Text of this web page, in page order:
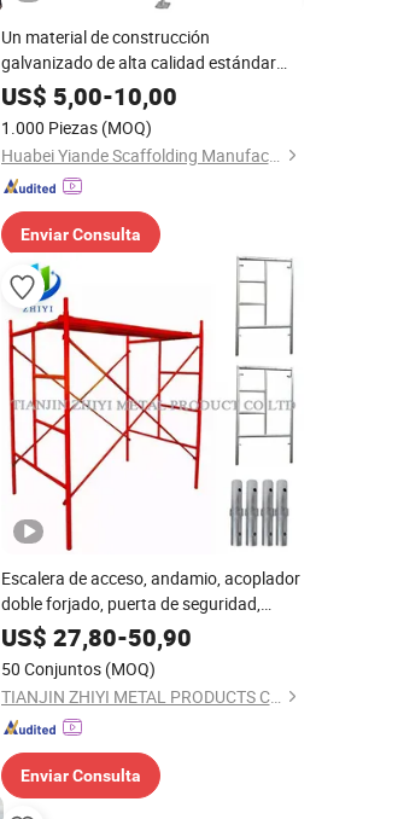
Un material de construcción
galvanizado de alta calidad estándar
para andamios
US$ 5,00-10,00
1.000 Piezas (MOQ)
Huabei Yiande Scaffolding Manufacture Co., Ltd.
Enviar Consulta
Escalera de acceso, andamio, acoplador
doble forjado, puerta de seguridad,
peso, placas de pie, tablón de madera,
escalera de peldaños, andamio
US$ 27,80-50,90
50 Conjuntos (MOQ)
TIANJIN ZHIYI METAL PRODUCTS CO., LTD
Enviar Consulta